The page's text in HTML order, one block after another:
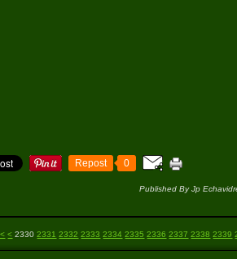
Repost 0
Published By Jp
< 2300
2310
2320
2330 2331 2332 2333 2334 2335 2336 2337 2338 2339